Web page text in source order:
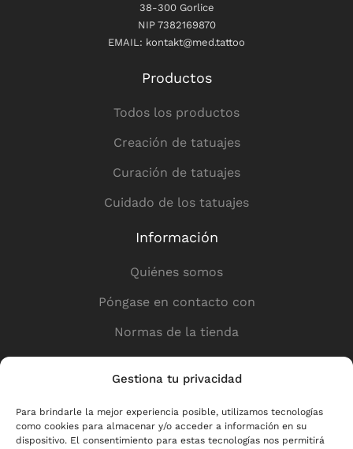
Gestiona tu privacidad
Para brindarle la mejor experiencia posible, utilizamos tecnologías
como cookies para almacenar y/o acceder a información en su
dispositivo. El consentimiento para estas tecnologías nos permitirá
38-300 Gorlice
NIP 7382169870
EMAIL: kontakt@med.tattoo
Productos
Todos los productos
Creación de tatuajes
Curación de tatuajes
Cuidado de los tatuajes
Información
Quiénes somos
Póngase en contacto con
Normas de la tienda
Política de privacidad
Tienda